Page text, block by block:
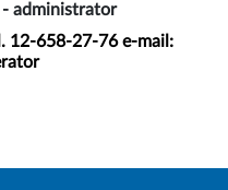
- administrator
12-658-27-76 e-mail: